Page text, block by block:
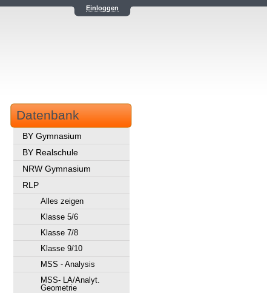
Einloggen
Datenbank
BY Gymnasium
BY Realschule
NRW Gymnasium
RLP
Alles zeigen
Klasse 5/6
Klasse 7/8
Klasse 9/10
MSS - Analysis
MSS- LA/Analyt.
Geometrie